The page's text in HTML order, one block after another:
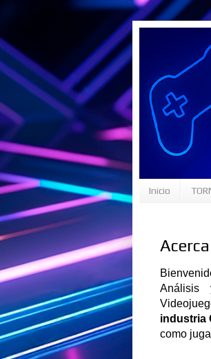
Inicio
industria
como